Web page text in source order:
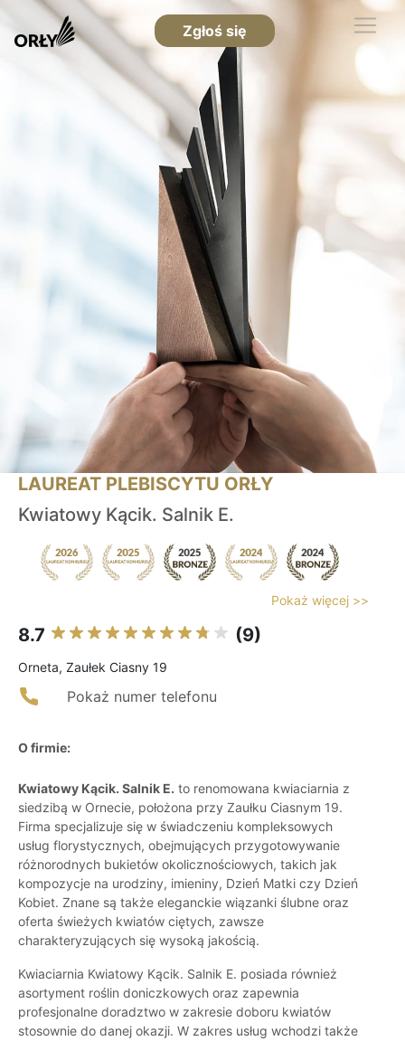
Zgłoś się
LAUREAT PLEBISCYTU ORŁY
Kwiatowy Kącik. Salnik E.
Pokaż więcej >>
8.7 (9)
Orneta, Zaułek Ciasny 19
Pokaż numer telefonu
O firmie:
Kwiatowy Kącik. Salnik E. to renomowana kwiaciarnia z
siedzibą w Ornecie, położona przy Zaułku Ciasnym 19.
Firma specjalizuje się w świadczeniu kompleksowych
usług florystycznych, obejmujących przygotowywanie
różnorodnych bukietów okolicznościowych, takich jak
kompozycje na urodziny, imieniny, Dzień Matki czy Dzień
Kobiet. Znane są także eleganckie wiązanki ślubne oraz
oferta świeżych kwiatów ciętych, zawsze
charakteryzujących się wysoką jakością.
Kwiaciarnia Kwiatowy Kącik. Salnik E. posiada również
asortyment roślin doniczkowych oraz zapewnia
profesjonalne doradztwo w zakresie doboru kwiatów
stosownie do danej okazji. W zakres usług wchodzi także